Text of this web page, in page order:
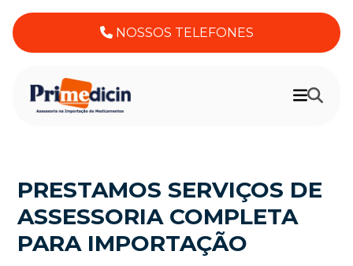
NOSSOS TELEFONES
PRESTAMOS SERVIÇOS DE
ASSESSORIA COMPLETA
PARA IMPORTAÇÃO